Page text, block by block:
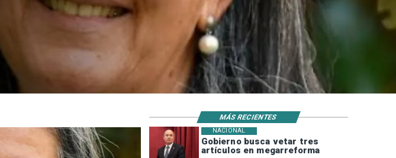
Gobierno busca vetar tres
artículos en megarreforma
NACIONAL
MÁS RECIENTES